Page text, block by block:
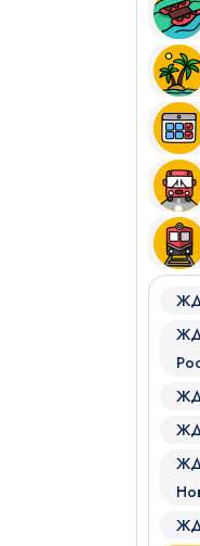
ЖД
ЖД
ЖД
ЖД
ЖД
ЖД